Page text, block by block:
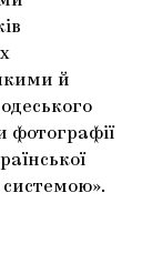
й
фотографії
системою».